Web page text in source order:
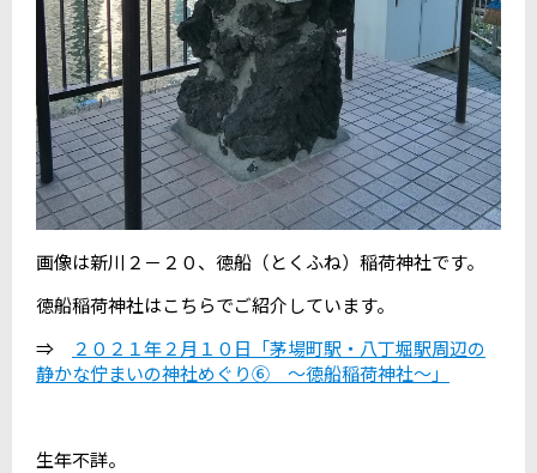
画像は新川２－２０、徳船（とくふね）稲荷神社です。
徳船稲荷神社はこちらでご紹介しています。
⇒
２０２１年２月１０日「茅場町駅・八丁堀駅周辺の
静かな佇まいの神社めぐり⑥ ～徳船稲荷神社～」
生年不詳。